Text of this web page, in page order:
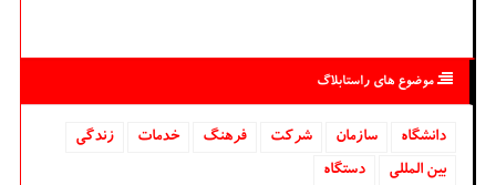
موضوع های راستابلاگ
دانشگاه‌ سازمان شركت فرهنگ خدمات
زندگی
بین المللی
دستگاه